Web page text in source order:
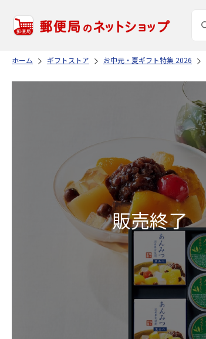
ホーム ギフトストア お中元・夏ギフト特集 2026